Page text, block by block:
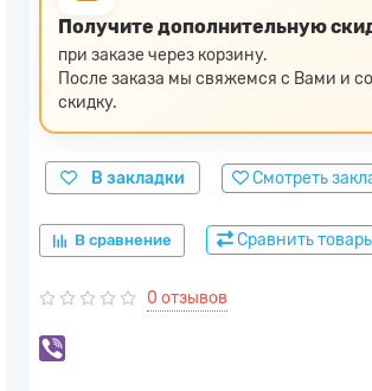
Получите дополнительную
при заказе через корзину.
После заказа мы свяжемся с Вами и
скидку.
В закладки Смотреть
В сравнение Сравнить
0 отзывов